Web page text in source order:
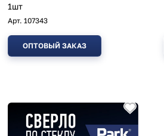
1шт
Арт. 107343
ОПТОВЫЙ ЗАКАЗ